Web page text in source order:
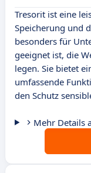
Tresorit ist eine
Speicherung und
besonders für
geeignet ist, die
legen. Sie bietet
umfassende
den Schutz
Mehr Details